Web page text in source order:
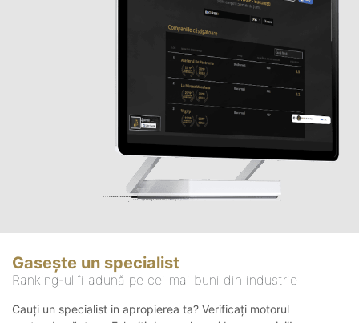
Gasește un specialist
Ranking-ul îi adună pe cei mai buni din industrie
Cauți un specialist in apropierea ta? Verificați motorul